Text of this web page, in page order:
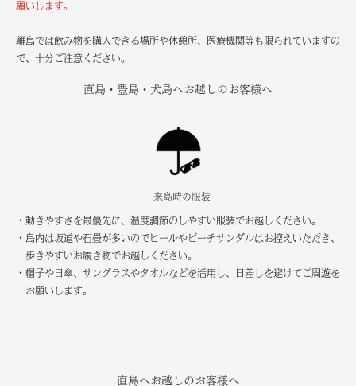
願いします。
離島では飲み物を購入できる場所や休憩所、医療機関等も限られていますの
で、十分ご注意ください。
直島・豊島・犬島へお越しのお客様へ
来島時の服装
・動きやすさを最優先に、温度調節のしやすい服装でお越しください。
・島内は坂道や石畳が多いのでヒールやビーチサンダルはお控えいただき、
歩きやすいお履き物でお越しください。
・帽子や日傘、サングラスやタオルなどを活用し、日差しを避けてご周遊を
お願いします。
直島へお越しのお客様へ